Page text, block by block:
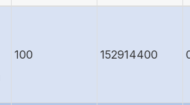
100 152914400